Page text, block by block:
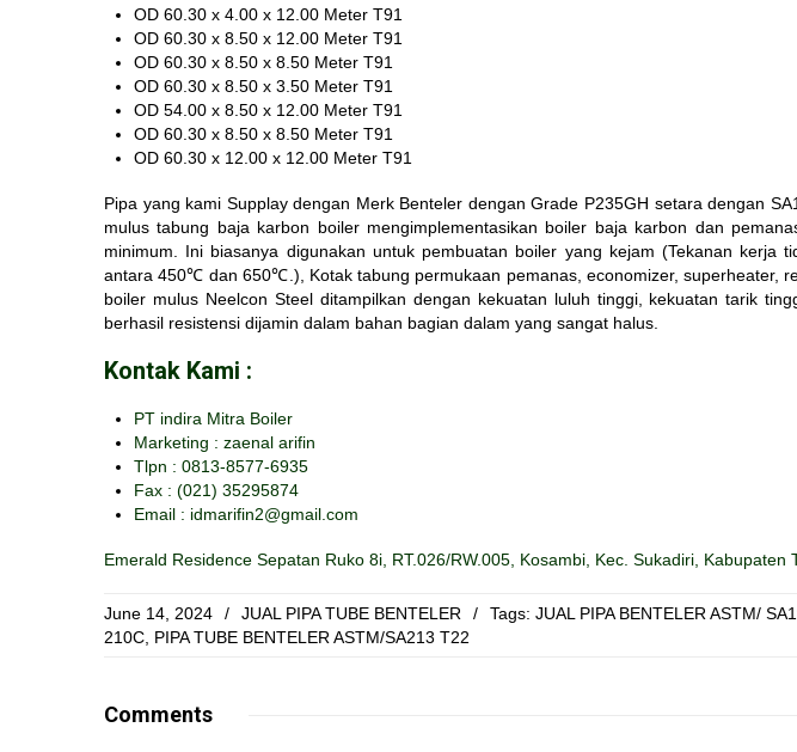
OD 60.30 x 4.00 x 12.00 Meter T91
OD 60.30 x 8.50 x 12.00 Meter T91
OD 60.30 x 8.50 x 8.50 Meter T91
OD 60.30 x 8.50 x 3.50 Meter T91
OD 54.00 x 8.50 x 12.00 Meter T91
OD 60.30 x 8.50 x 8.50 Meter T91
OD 60.30 x 12.00 x 12.00 Meter T91
Pipa yang kami Supplay dengan Merk Benteler dengan Grade P235GH setara dengan
mulus tabung baja karbon boiler mengimplementasikan boiler baja karbon dan
minimum. Ini biasanya digunakan untuk pembuatan boiler yang kejam (Tekanan kerja
antara 450℃ dan 650℃.), Kotak tabung permukaan pemanas, economizer, superheater,
boiler mulus Neelcon Steel ditampilkan dengan kekuatan luluh tinggi, kekuatan tarik
berhasil resistensi dijamin dalam bahan bagian dalam yang sangat halus.
Kontak Kami :
PT indira Mitra Boiler
Marketing : zaenal arifin
Tlpn : 0813-8577-6935
Fax : (021) 35295874
Email : idmarifin2@gmail.com
Emerald Residence Sepatan Ruko 8i, RT.026/RW.005, Kosambi, Kec. Sukadiri,
June 14, 2024 / JUAL PIPA TUBE BENTELER / Tags: JUAL PIPA BENTELER ASTM/
210C PIPA TUBE BENTELER ASTM/SA213 T22
Comments